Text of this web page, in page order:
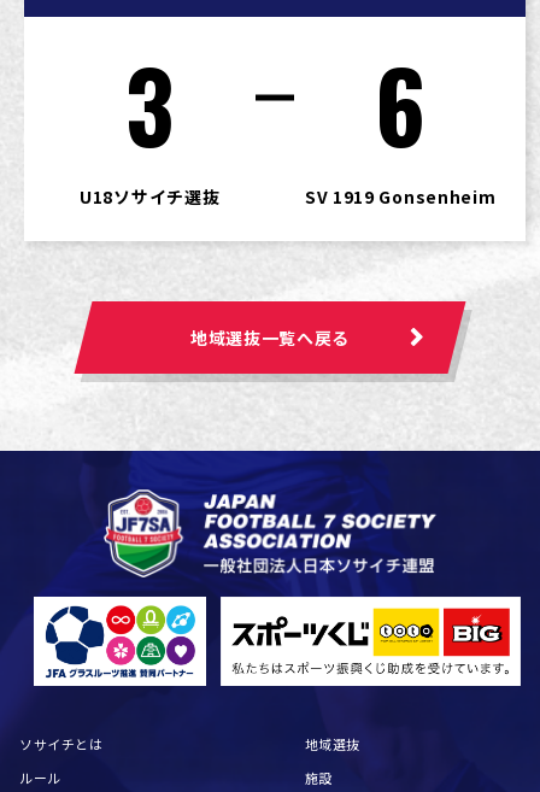
3
U18ソサイチ選抜
6
SV 1919 Gonsenheim
地域選抜一覧へ戻る
ソサイチとは
ルール
地域選抜
施設